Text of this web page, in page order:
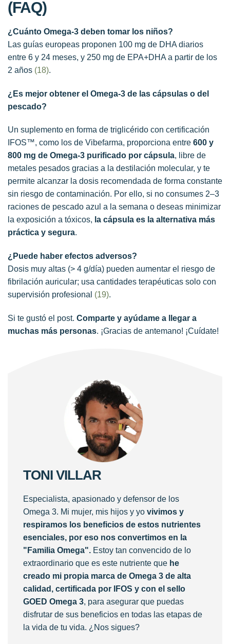
(FAQ)
¿Cuánto Omega-3 deben tomar los niños?
Las guías europeas proponen 100 mg de DHA diarios
entre 6 y 24 meses, y 250 mg de EPA+DHA a partir de los
2 años (18).
¿Es mejor obtener el Omega-3 de las cápsulas o del
pescado?
Un suplemento en forma de triglicérido con certificación
IFOS™, como los de Vibefarma, proporciona entre 600 y
800 mg de Omega-3 purificado por cápsula, libre de
metales pesados gracias a la destilación molecular, y te
permite alcanzar la dosis recomendada de forma constante
sin riesgo de contaminación. Por ello, si no consumes 2–3
raciones de pescado azul a la semana o deseas minimizar
la exposición a tóxicos, la cápsula es la alternativa más
práctica y segura.
¿Puede haber efectos adversos?
Dosis muy altas (> 4 g/día) pueden aumentar el riesgo de
fibrilación auricular; usa cantidades terapéuticas solo con
supervisión profesional (19).
Si te gustó el post. Comparte y ayúdame a llegar a
muchas más personas. ¡Gracias de antemano! ¡Cuídate!
TONI VILLAR
Especialista, apasionado y defensor de los
Omega 3. Mi mujer, mis hijos y yo vivimos y
respiramos los beneficios de estos nutrientes
esenciales, por eso nos convertimos en la
"Familia Omega". Estoy tan convencido de lo
extraordinario que es este nutriente que he
creado mi propia marca de Omega 3 de alta
calidad, certificada por IFOS y con el sello
GOED Omega 3, para asegurar que puedas
disfrutar de sus beneficios en todas las etapas de
la vida de tu vida. ¿Nos sigues?